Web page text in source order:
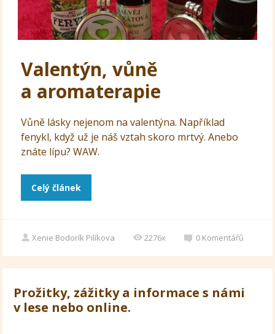
Valentýn, vůně
a aromaterapie
Vůně lásky nejenom na valentýna. Například
fenykl, když už je náš vztah skoro mrtvý. Anebo
znáte lípu? WAW.
Celý článek
Xenie Bodorík Pilíkova 2276x 0 Komentářů
Prožitky, zážitky a informace s námi
v lese nebo online.